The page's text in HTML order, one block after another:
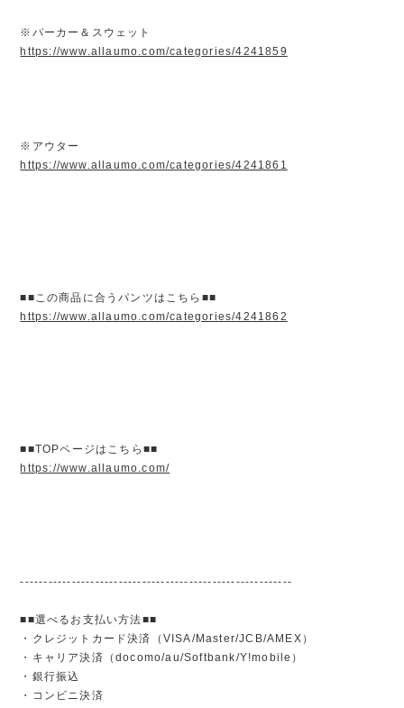
※パーカー＆スウェット
https://www.allaumo.com/categories/4241859
※アウター
https://www.allaumo.com/categories/4241861
■■この商品に合うパンツはこちら■■
https://www.allaumo.com/categories/4241862
■■TOPページはこちら■■
https://www.allaumo.com/
----------------------------------------------------------
■■選べるお支払い方法■■
・クレジットカード決済（VISA/Master/JCB/AMEX）
・キャリア決済（docomo/au/Softbank/Y!mobile）
・銀行振込
・コンビニ決済